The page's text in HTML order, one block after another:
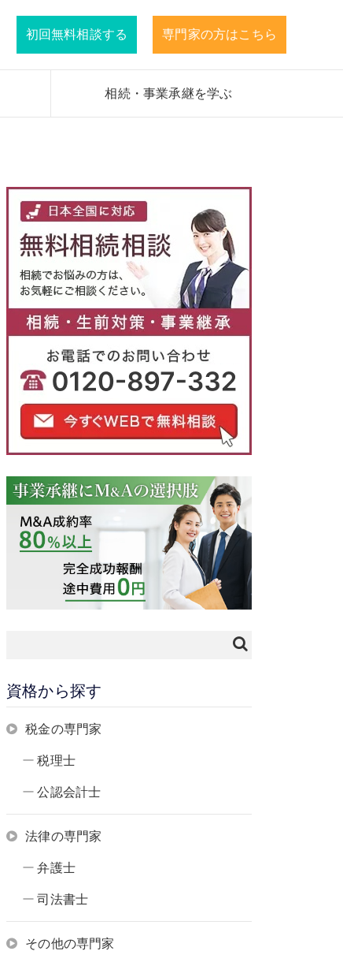
初回無料相談する 専門家の方はこちら
相続・事業承継を学ぶ
資格から探す
税金の専門家
税理士
公認会計士
法律の専門家
弁護士
司法書士
その他の専門家